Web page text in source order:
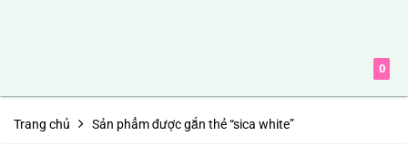
0
Trang chủ Sản phẩm được gắn thẻ “sica white”